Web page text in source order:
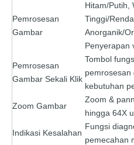
Pemrosesan
Gambar
Hitam/Putih,
Tinggi/
Anorganik/
Penyerapan
Pemrosesan
Gambar Sekali Klik
Tombol
pemrosesan
kebutuhan
Zoom Gambar
Zoom &
hingga 64X
Indikasi Kesalahan
Fungsi
pemecahan